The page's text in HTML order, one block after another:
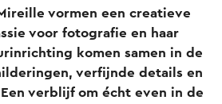
vormen een creatieve
voor fotografie en haar
komen samen in de
verfijnde details en
verblijf om écht even in de